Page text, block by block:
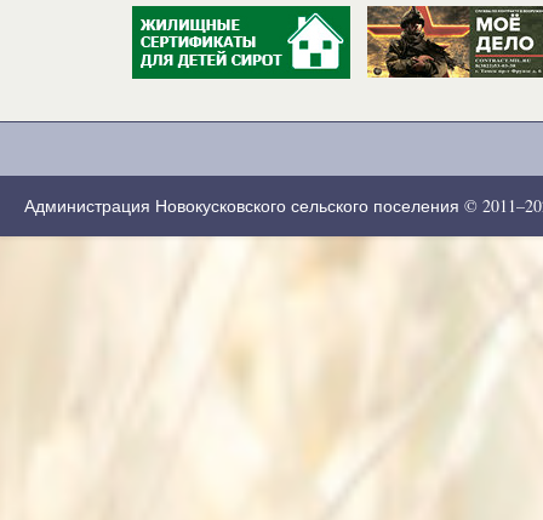
Администрация Новокусковского сельского поселения ©